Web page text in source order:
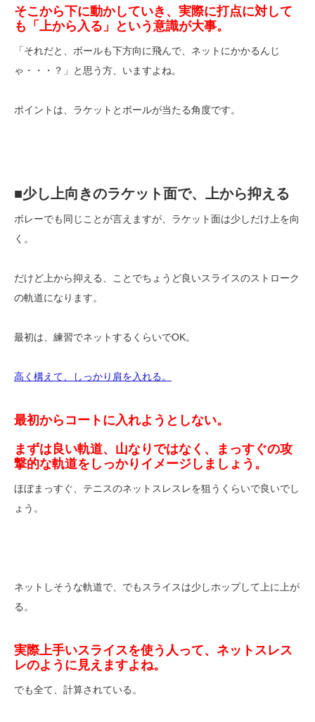
そこから下に動かしていき、実際に打点に対して
も「上から入る」という意識が大事。
「それだと、ボールも下方向に飛んで、ネットにかかるんじ
ゃ・・・？」と思う方、いますよね。
ポイントは、ラケットとボールが当たる角度です。
■少し上向きのラケット面で、上から抑える
ボレーでも同じことが言えますが、ラケット面は少しだけ上を向
く。
だけど上から抑える、ことでちょうど良いスライスのストローク
の軌道になります。
最初は、練習でネットするくらいでOK。
高く構えて、しっかり肩を入れる。
最初からコートに入れようとしない。
まずは良い軌道、山なりではなく、まっすぐの攻
撃的な軌道をしっかりイメージしましょう。
ほぼまっすぐ、テニスのネットスレスレを狙うくらいで良いでし
ょう。
ネットしそうな軌道で、でもスライスは少しホップして上に上が
る。
実際上手いスライスを使う人って、ネットスレス
レのように見えますよね。
でも全て、計算されている。